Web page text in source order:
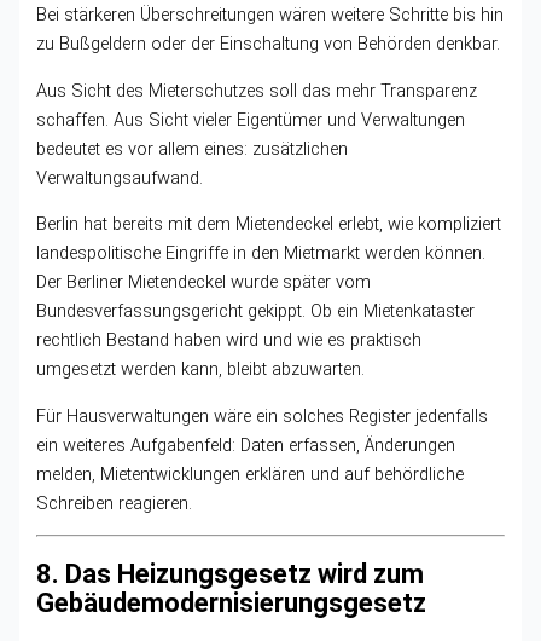
Bei stärkeren Überschreitungen wären weitere Schritte bis hin
zu Bußgeldern oder der Einschaltung von Behörden denkbar.
Aus Sicht des Mieterschutzes soll das mehr Transparenz
schaffen. Aus Sicht vieler Eigentümer und Verwaltungen
bedeutet es vor allem eines: zusätzlichen
Verwaltungsaufwand.
Berlin hat bereits mit dem Mietendeckel erlebt, wie kompliziert
landespolitische Eingriffe in den Mietmarkt werden können.
Der Berliner Mietendeckel wurde später vom
Bundesverfassungsgericht gekippt. Ob ein Mietenkataster
rechtlich Bestand haben wird und wie es praktisch
umgesetzt werden kann, bleibt abzuwarten.
Für Hausverwaltungen wäre ein solches Register jedenfalls
ein weiteres Aufgabenfeld: Daten erfassen, Änderungen
melden, Mietentwicklungen erklären und auf behördliche
Schreiben reagieren.
8. Das Heizungsgesetz wird zum
Gebäudemodernisierungsgesetz